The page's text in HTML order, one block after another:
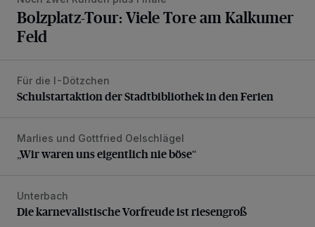
Bolzplatz-Tour: Viele Tore am Kalkumer
Feld
Schulstartaktion der Stadtbibliothek in den Ferien
Für die I-Dötzchen
Schulstartaktion der Stadtbibliothek in den Ferien
„Wir waren uns eigentlich nie böse“
Marlies und Gottfried Oelschlägel
„Wir waren uns eigentlich nie böse“
Die karnevalistische Vorfreude ist riesengroß
Unterbach
Die karnevalistische Vorfreude ist riesengroß